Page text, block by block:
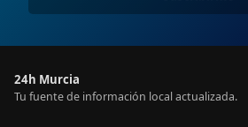
24h Murcia
Tu fuente de información local actualizada.